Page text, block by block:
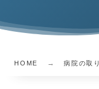
HOME 病院の取